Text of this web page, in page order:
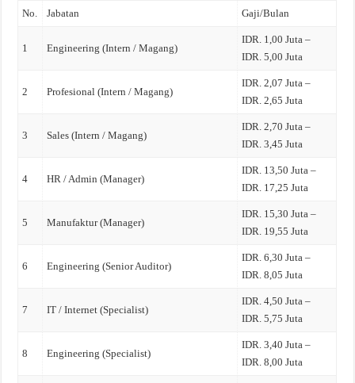
No. Jabatan Gaji/Bulan
1 Engineering (Intern / Magang)
IDR. 1,00 Juta –
IDR. 5,00 Juta
2 Profesional (Intern / Magang)
IDR. 2,07 Juta –
IDR. 2,65 Juta
3 Sales (Intern / Magang)
IDR. 2,70 Juta –
IDR. 3,45 Juta
4 HR / Admin (Manager)
IDR. 13,50 Juta –
IDR. 17,25 Juta
5 Manufaktur (Manager)
IDR. 15,30 Juta –
IDR. 19,55 Juta
6 Engineering (Senior Auditor)
IDR. 6,30 Juta –
IDR. 8,05 Juta
7 IT / Internet (Specialist)
IDR. 4,50 Juta –
IDR. 5,75 Juta
8 Engineering (Specialist)
IDR. 3,40 Juta –
IDR. 8,00 Juta